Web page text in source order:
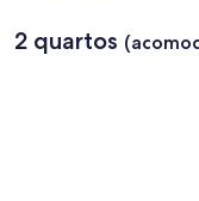
2 quartos